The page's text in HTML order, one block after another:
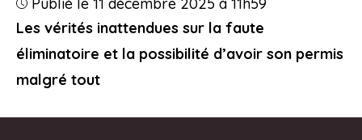
Les vérités inattendues sur la faute
éliminatoire et la possibilité d’avoir son permis
malgré tout
Publié le 11 décembre 2025 à 11h59